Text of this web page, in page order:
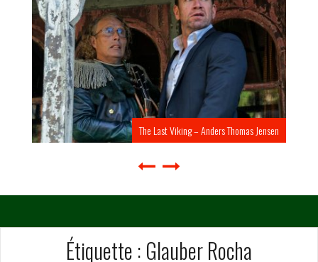
The Last Viking – Anders Thomas Jensen
Étiquette : Glauber Rocha